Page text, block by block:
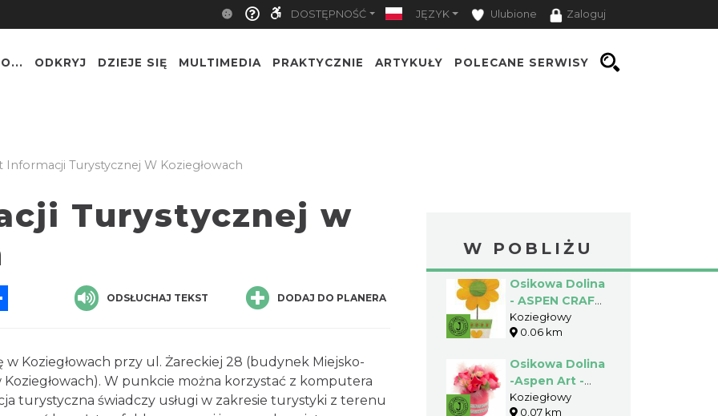
DOSTĘPNOŚĆ JĘZYK Ulubione Zaloguj
O... ODKRYJ DZIEJE SIĘ MULTIMEDIA PRAKTYCZNIE ARTYKUŁY POLECANE SERWISY
Turystycznej W Koziegłowach
Turystycznej w
ODSŁUCHAJ TEKST DODAJ DO PLANERA
Koziegłowach przy ul. Żareckiej 28 (budynek Miejsko-
W punkcie można korzystać z komputera
turystyczna świadczy usługi w zakresie turystyki z terenu
W POBLIŻU
Osikowa Dolina
- ASPEN CRAFT
Do It Yourself
Koziegłowy
0.06 km
Osikowa Dolina
-Aspen Art -
Natural Design
Koziegłowy
0.07 km